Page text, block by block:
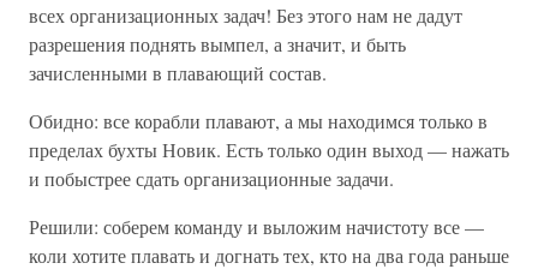
всех организационных задач! Без этого нам не дадут
разрешения поднять вымпел, а значит, и быть
зачисленными в плавающий состав.
Обидно: все корабли плавают, а мы находимся только в
пределах бухты Новик. Есть только один выход — нажать
и побыстрее сдать организационные задачи.
Решили: соберем команду и выложим начистоту все —
коли хотите плавать и догнать тех, кто на два года раньше